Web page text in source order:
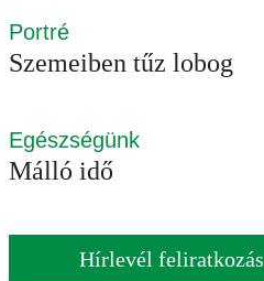
Portré
Szemeiben tűz lobog
Egészségünk
Málló idő
Hírlevél feliratkozás